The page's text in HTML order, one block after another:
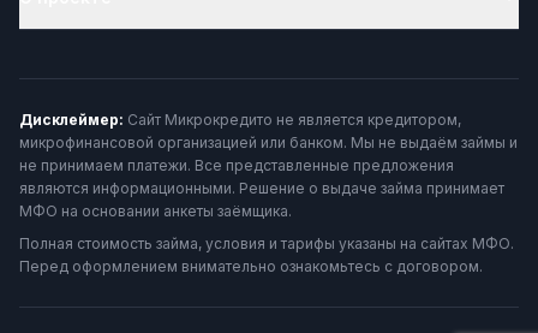
Дисклеймер: Сайт Микрокредито не является кредитором,
микрофинансовой организацией или банком. Мы не выдаём займы и
не принимаем платежи. Все представленные предложения
являются информационными. Решение о выдаче займа принимает
МФО на основании анкеты заёмщика.
Полная стоимость займа, условия и тарифы указаны на сайтах МФО.
Перед оформлением внимательно ознакомьтесь с договором.